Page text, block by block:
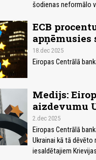
šodienas neformālo
ECB
18.dec 2025
Eiropas Centrālā
Medijs:
aizdevumu
2.dec 2025
Eiropas Centrālā
Ukrainai kā tā
iesaldētajiem